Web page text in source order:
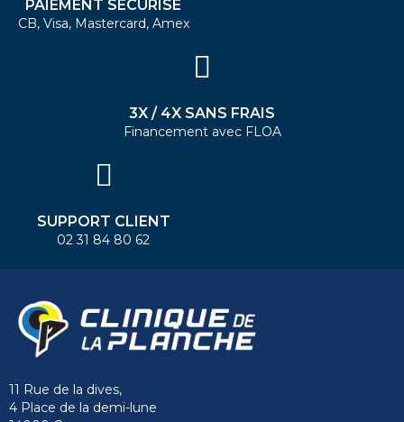
PAIEMENT SÉCURISÉ
CB, Visa, Mastercard, Amex
3X / 4X SANS FRAIS
Financement avec FLOA
SUPPORT CLIENT
02 31 84 80 62
11 Rue de la dives,
4 Place de la demi-lune